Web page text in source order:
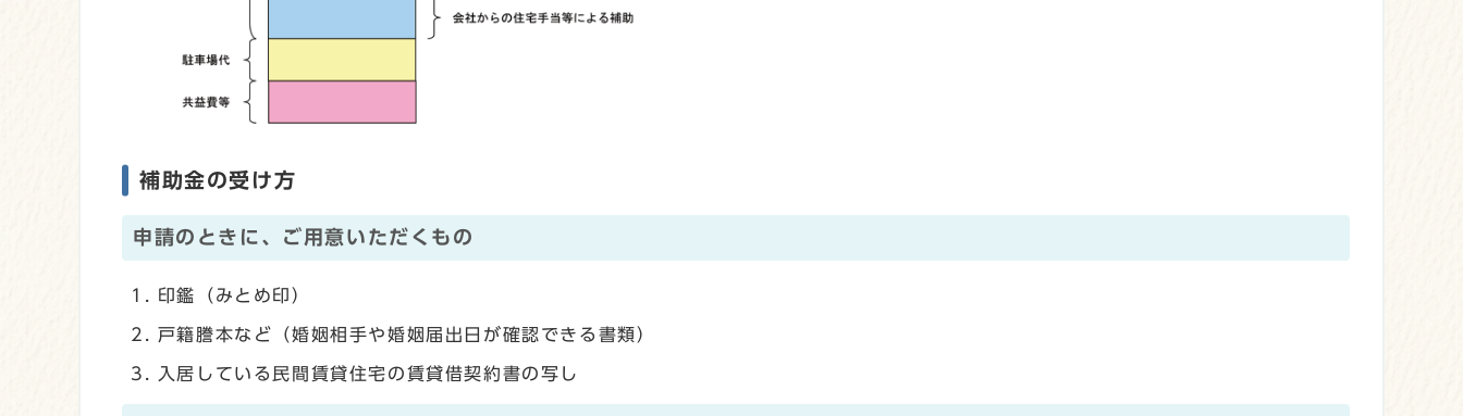
補助金の受け方
申請のときに、ご用意いただくもの
印鑑（みとめ印）
戸籍謄本など（婚姻相手や婚姻届出日が確認できる書類）
入居している民間賃貸住宅の賃貸借契約書の写し